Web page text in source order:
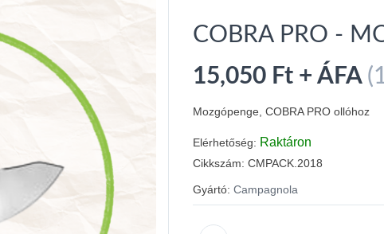
COBRA PRO -
15,050 Ft + ÁFA
Mozgópenge, COBRA PRO ollóhoz
Elérhetőség: Raktáron
Cikkszám: CMPACK.2018
Gyártó: Campagnola